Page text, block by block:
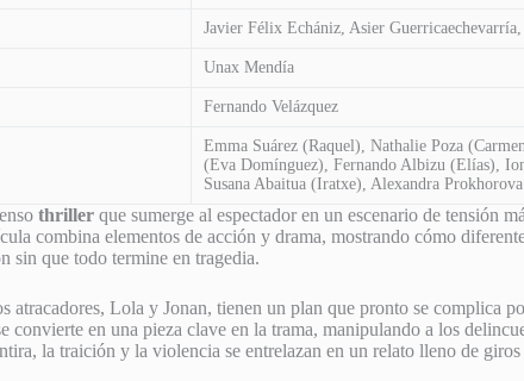
Javier Félix Echániz, Asier
Unax Mendía
Fernando Velázquez
Emma Suárez (Raquel), Nathalie Poza
(Eva Domínguez), Fernando Albizu (Elías),
Susana Abaitua (Iratxe), Alexandra
thriller que sumerge al espectador en un escenario de tensión
combina elementos de acción y drama, mostrando cómo
sin que todo termine en tragedia.
atracadores, Lola y Jonan, tienen un plan que pronto se complica
convierte en una pieza clave en la trama, manipulando a los
la traición y la violencia se entrelazan en un relato lleno de giros